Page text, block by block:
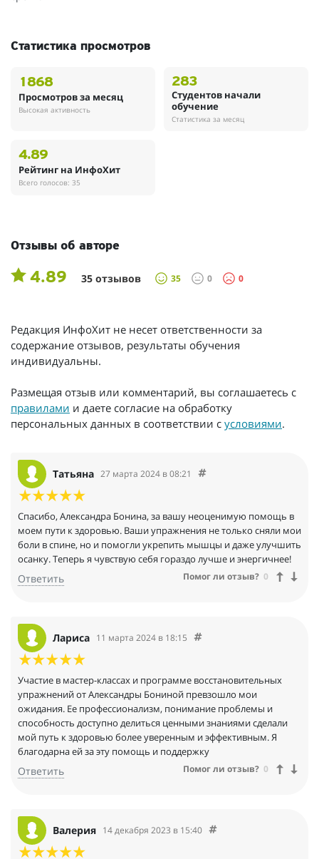
Статистика просмотров
1868
Просмотров за месяц
Высокая активность
283
Студентов начали
обучение
Статистика за месяц
4.89
Рейтинг на ИнфоХит
Всего голосов: 35
Отзывы об авторе
4.89 35 отзывов 35 0 0
Редакция ИнфоХит не несет ответственности за
содержание отзывов, результаты обучения
индивидуальны.
Размещая отзыв или комментарий, вы соглашаетесь с
правилами и даете согласие на обработку
персональных данных в соответствии с условиями.
Татьяна 27 марта 2024 в 08:21
Спасибо, Александра Бонина, за вашу неоценимую помощь в
моем пути к здоровью. Ваши упражнения не только сняли мои
боли в спине, но и помогли укрепить мышцы и даже улучшить
осанку. Теперь я чувствую себя гораздо лучше и энергичнее!
Ответить Помог ли отзыв? 0
Лариса 11 марта 2024 в 18:15
Участие в мастер-классах и программе восстановительных
упражнений от Александры Бониной превзошло мои
ожидания. Ее профессионализм, понимание проблемы и
способность доступно делиться ценными знаниями сделали
мой путь к здоровью более уверенным и эффективным. Я
благодарна ей за эту помощь и поддержку
Ответить Помог ли отзыв? 0
Валерия 14 декабря 2023 в 15:40